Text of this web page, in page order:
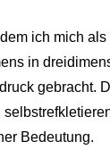
ich mich
in
gebracht.
Bedeutung.